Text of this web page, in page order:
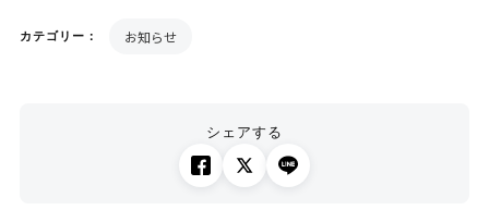
カテゴリー： お知らせ
シェアする